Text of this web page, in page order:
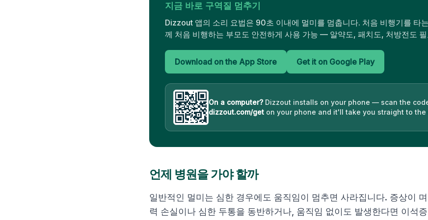
지금 바로 구역질 멈추기
Dizzout 앱의 소리 요법은 90초 이내에 멀미를 멈춥니다. 처음 비행기를 타
께 처음 비행하는 부모도 안전하게 사용 가능 — 알약도, 패치도, 처방전도
Download on the App Store Get it on Google Play
On a computer? Dizzout installs on your phone — scan the
dizzout.com/get on your phone and it'll take you straight to the
언제 병원을 가야 할까
일반적인 멀미는 심한 경우에도 움직임이 멈추면 사라집니다. 증상이
력 손실이나 심한 두통을 동반하거나, 움직임 없이도 발생한다면 이석